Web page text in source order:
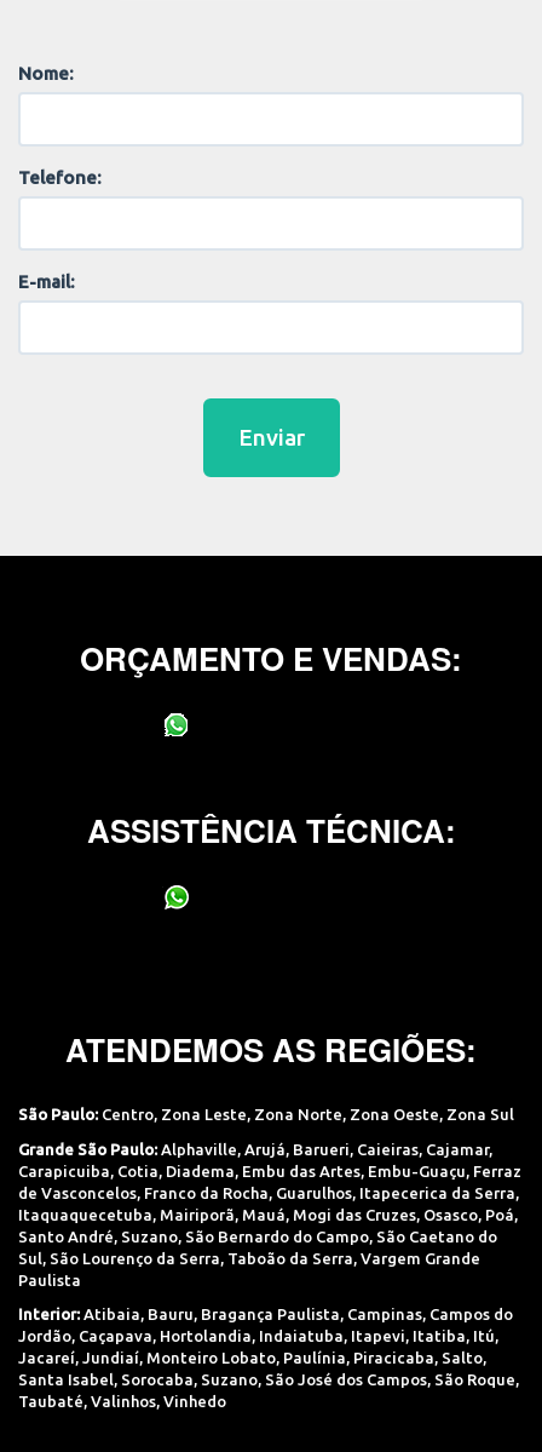
Nome:
Telefone:
E-mail:
Enviar
ORÇAMENTO E VENDAS:
ASSISTÊNCIA TÉCNICA:
ATENDEMOS AS REGIÕES:
São Paulo: Centro, Zona Leste, Zona Norte, Zona Oeste, Zona Sul
Grande São Paulo: Alphaville Arujá Barueri Caieiras Cajamar,
Carapicuiba Cotia Diadema Embu das Artes Embu-Guaçu Ferraz
de Vasconcelos Franco da Rocha Guarulhos Itapecerica da Serra
Itaquaquecetuba Mairiporã Mauá Mogi das Cruzes Osasco Poá
Santo André Suzano São Bernardo do Campo São Caetano do
Sul São Lourenço da Serra Taboão da Serra Vargem Grande
Paulista
Interior: Atibaia, Bauru, Bragança Paulista, Campinas, Campos do
Jordão, Caçapava, Hortolandia, Indaiatuba, Itapevi, Itatiba, Itú,
Jacareí, Jundiaí, Monteiro Lobato, Paulínia, Piracicaba, Salto,
Santa Isabel, Sorocaba, Suzano, São José dos Campos, São Roque,
Taubaté, Valinhos, Vinhedo